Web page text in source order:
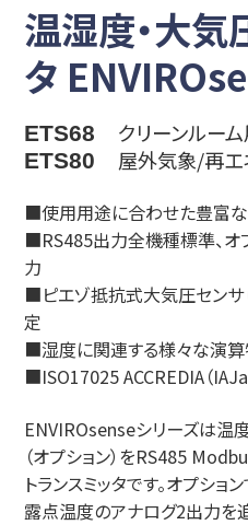
温湿度・大気
タ
ETS68 クリーンルー
ETS80 屋外気象/再
■使用用途に合わせた豊富な
■RS485出力全機種標準、オ
力
■ピエゾ抵抗式大気圧センサ
定
■湿度に関連する様々な演
■ISO17025 ACCREDIA（
ENVIROsenseシリーズは温
（オプション）をRS485
トランスミッタです。オプシ
露点温度のアナログ2出力を